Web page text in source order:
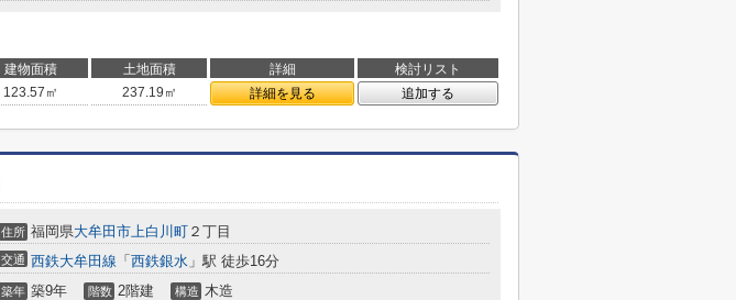
建物面積 土地面積 詳細
検討リスト
123.57㎡ 237.19㎡ 詳細を見る 追加する
住所 福岡県大牟田市上白川町 ２丁目
交通 西鉄大牟田線 「 西鉄銀水 」駅 徒歩16分
築年 築9年 階数 2階建 構造 木造